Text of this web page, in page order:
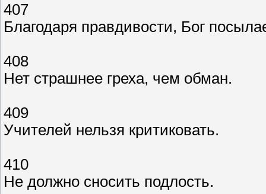
407
Благодаря правдивости, Бог
408
Нет страшнее греха, чем обман.
409
Учителей нельзя критиковать.
410
Не должно сносить подлость.